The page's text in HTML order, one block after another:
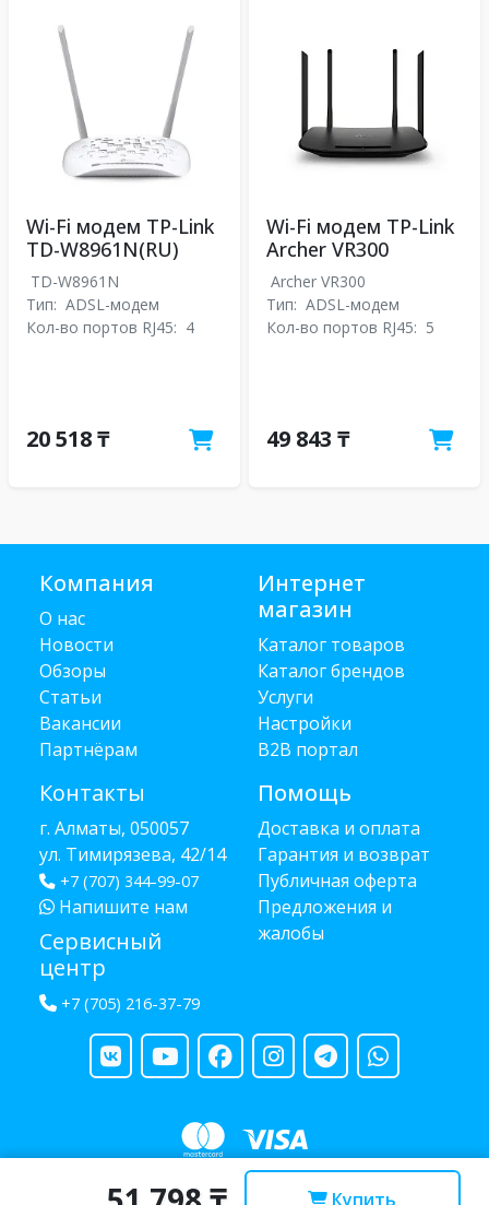
Купить
Wi-Fi модем TP-Link
TD-W8961N(RU)
TD-W8961N
Тип: ADSL-модем
Кол-во портов RJ45: 4
20 518 ₸
Wi-Fi модем TP-Link
Archer VR300
Archer VR300
Тип: ADSL-модем
Кол-во портов RJ45: 5
49 843 ₸
Компания
О нас
Новости
Обзоры
Статьи
Вакансии
Партнёрам
Контакты
г. Алматы, 050057
ул. Тимирязева, 42/14
+7 (707) 344-99-07
Напишите нам
Сервисный
центр
+7 (705) 216-37-79
Интернет
магазин
Каталог товаров
Каталог брендов
Услуги
Настройки
B2B портал
Помощь
Доставка и оплата
Гарантия и возврат
Публичная оферта
Предложения и
жалобы
Copyright © 2013 - 2026 RUBA - разработаноwebula.kz